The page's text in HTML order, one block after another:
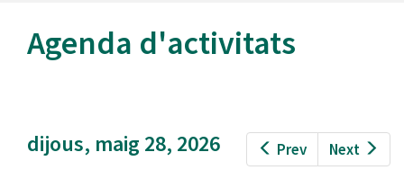
Agenda d'activitats
Prev Next
dijous, maig 28, 2026